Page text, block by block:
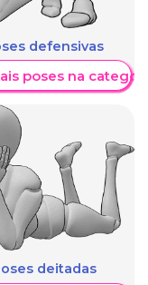
defensivas
poses na
deitadas